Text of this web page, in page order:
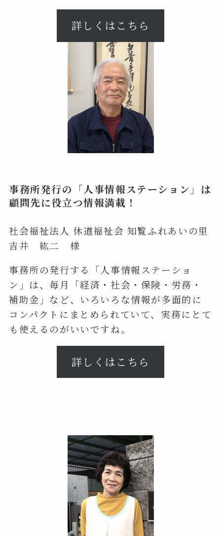
詳しくはこちら
事務所発行の「人事情報ステーション」は
顧問先に役立つ情報満載！
社会福祉法人 休道福祉会 知覧ふれあいの里
吉井 紘二 様
事務所の発行する「人事情報ステーショ
ン」は、毎月「経済・社会・保険・労務・
補助金」など、いろいろな情報が多面的に
コンパクトにまとめられていて、実務にとて
も使えるのがいいですね。
詳しくはこちら